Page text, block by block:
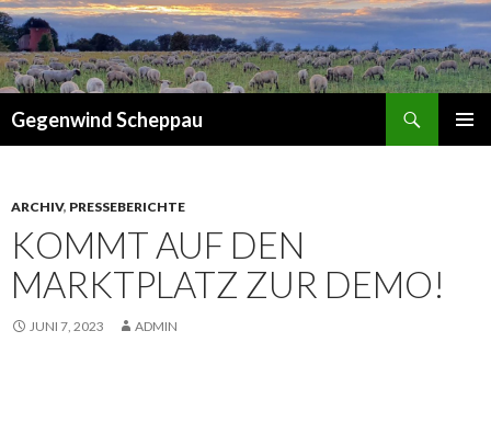
Gegenwind Scheppau
ARCHIV, PRESSEBERICHTE
KOMMT AUF DEN
MARKTPLATZ ZUR DEMO!
JUNI 7, 2023 ADMIN